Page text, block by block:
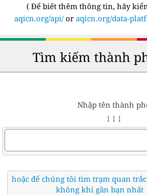
( Để biết thêm thông tin, hãy
aqicn.org/api/or aqicn.org/data-
Tìm kiếm thành
Nhập tên thành
↓ ↓ ↓
hoặc để chúng tôi tìm trạm quan
không khí gần bạn nhất